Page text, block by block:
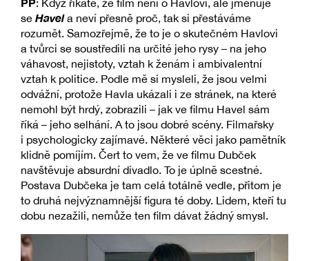
: Když říkáte, že film není o Havlovi, ale jmenuje
se Havela neví přesně proč, tak si přestáváme
rozumět. Samozřejmě, že to je o skutečném Havlovi
a tvůrci se soustředili na určité jeho rysy – na jeho
váhavost, nejistoty, vztah k ženám i ambivalentní
vztah k politice. Podle mě si mysleli, že jsou velmi
odvážní, protože Havla ukázali i ze stránek, na které
nemohl být hrdý, zobrazili – jak ve filmu Havel sám
říká – jeho selhání. A to jsou dobré scény. Filmařsky
i psychologicky zajímavé. Některé věci jako pamětník
klidně pomíjím. Čert to vem, že ve filmu Dubček
navštěvuje absurdní divadlo. To je úplně scestné.
Postava Dubčeka je tam celá totálně vedle, přitom je
to druhá nejvýznamnější figura té doby. Lidem, kteří tu
dobu nezažili, nemůže ten film dávat žádný smysl.